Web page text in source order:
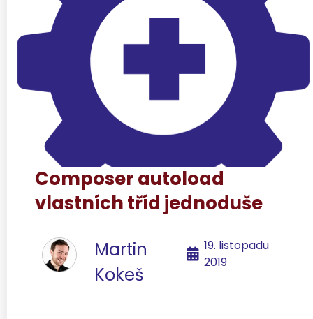
Composer autoload
vlastních tříd jednoduše
Martin
Kokeš
19. listopadu
2019